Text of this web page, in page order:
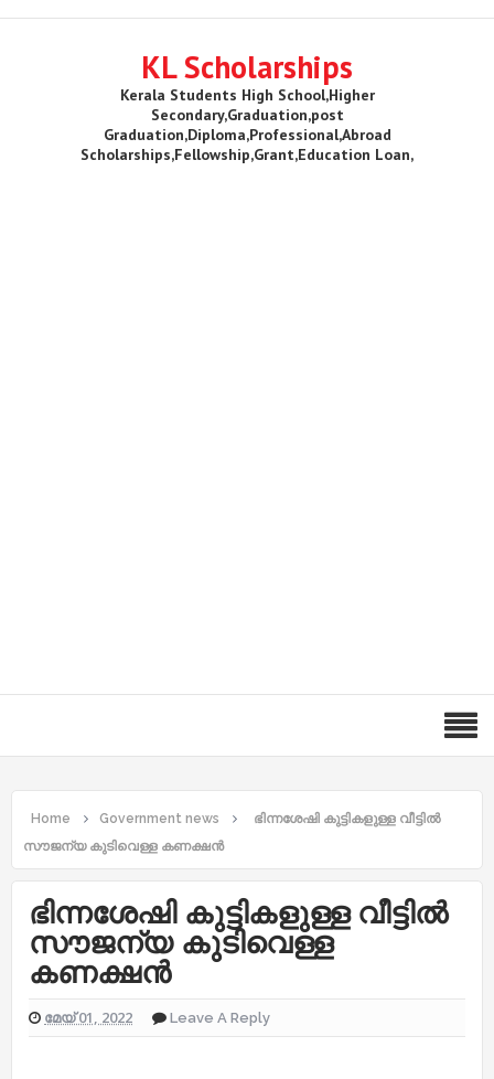
KL Scholarships
Kerala Students High School,Higher
Secondary,Graduation,post
Graduation,Diploma,Professional,Abroad
Scholarships,Fellowship,Grant,Education Loan,
Home Government news
ഭിന്നശേഷി കുട്ടികളുള്ള വീട്ടിൽ
സൗജന്യ കുടിവെള്ള കണക്ഷൻ
ഭിന്നശേഷി കുട്ടികളുള്ള വീട്ടിൽ
സൗജന്യ കുടിവെള്ള
കണക്ഷൻ
മേയ് 01, 2022 Leave A Reply